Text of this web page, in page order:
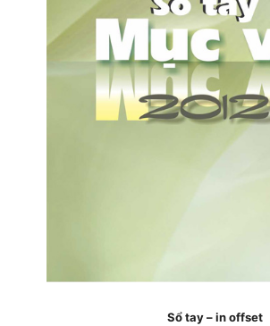
Sổ tay – in offset